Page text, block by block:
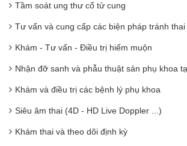
Tầm soát ung thư cổ tử cung
Tư vấn và cung cấp các biện pháp tránh thai
Khám - Tư vấn - Điều trị hiếm muộn
Nhận đỡ sanh và phẫu thuật sản phụ khoa
Khám và điều trị các bệnh lý phụ khoa
Siêu âm thai (4D - HD Live Doppler ...)
Khám thai và theo dõi định kỳ